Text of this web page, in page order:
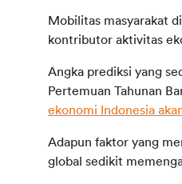
Mobilitas masyarakat di
kontributor aktivitas
Angka prediksi yang
Pertemuan Tahunan
ekonomi Indonesia
Adapun faktor yang
global sedikit